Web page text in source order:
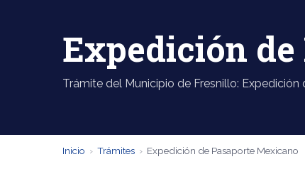
Expedición
Trámite del Municipio de Fresnillo: Expedición
Inicio › Trámites › Expedición de Pasaporte Mexicano